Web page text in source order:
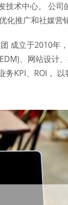
术中心。 公司
推广和社媒营
成立于2010年
、网站设计
KPI、ROI，